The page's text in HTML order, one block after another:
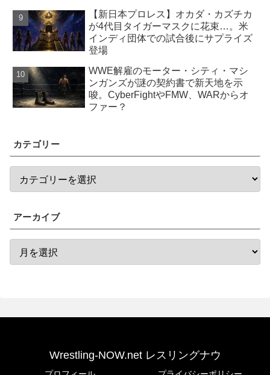
【新日本プロレス】オカダ・カズチカ
が4代目タイガーマスクに花束…。米
インディ団体での試合後にサプライズ
登場
WWE解雇のモーター・シティ・マシ
ンガンズが謎の契約書で新天地を示
唆。CyberFightやFMW、WARからオ
ファー？
カテゴリー
アーカイブ
Wrestling-NOW.net レスリングナウ